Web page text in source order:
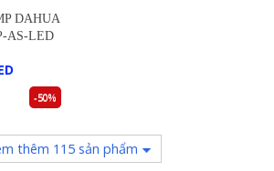
DAHUA
AS-LED
-50%
thêm 115 sản phẩm